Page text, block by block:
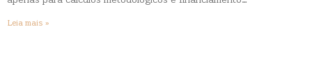
Leia mais »